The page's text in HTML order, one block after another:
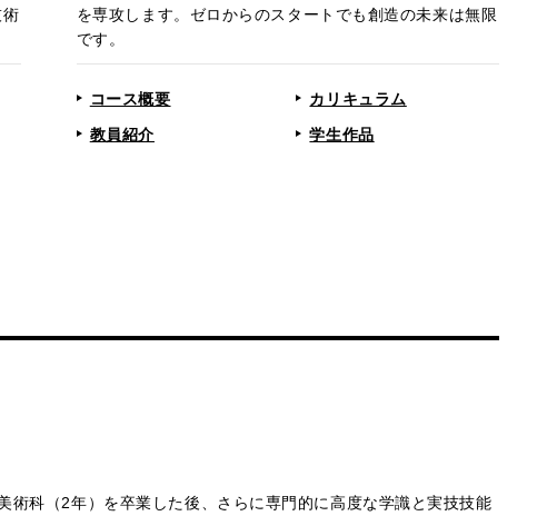
を専攻します。ゼロからのスタートでも創造の未来は無限
です。
コース概要
カリキュラム
教員紹介
学生作品
術科（2年）を卒業した後、さらに専門的に高度な学識と実技技能